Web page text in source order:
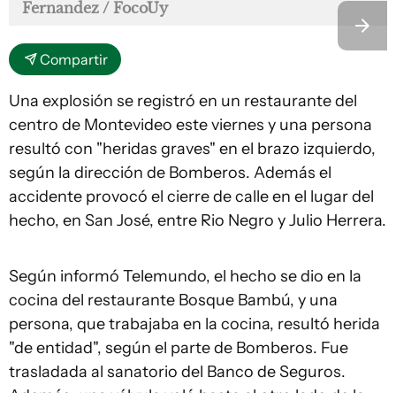
Fernandez / FocoUy
Compartir
Una explosión se registró en un restaurante del
centro de Montevideo este viernes y una persona
resultó con "heridas graves" en el brazo izquierdo,
según la dirección de Bomberos. Además el
accidente provocó el cierre de calle en el lugar del
hecho, en San José, entre Rio Negro y Julio Herrera.
Según informó Telemundo, el hecho se dio en la
cocina del restaurante Bosque Bambú, y una
persona, que trabajaba en la cocina, resultó herida
"de entidad", según el parte de Bomberos. Fue
trasladada al sanatorio del Banco de Seguros.